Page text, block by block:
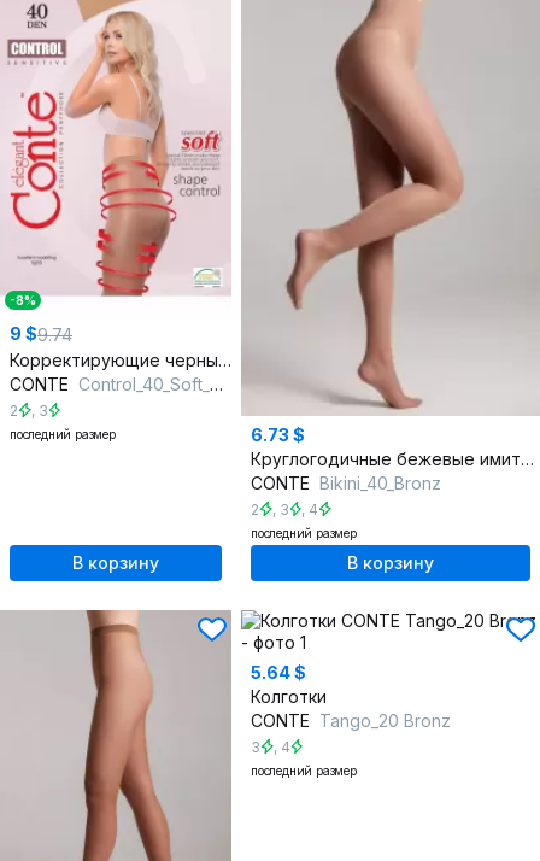
-8%
9 $9.74
Корректирующие черные колготки из трикотажа с утягивающими трусиками
CONTE Control_40_Soft_Nero
2 , 3
последний размер
В корзину
6.73 $
Круглогодичные бежевые имитирующие ажурные колготки BIKINI
CONTE Bikini_40_Bronz
2 , 3 , 4
последний размер
В корзину
5.64 $
Колготки
CONTE Tango_20 Bronz
3 , 4
последний размер